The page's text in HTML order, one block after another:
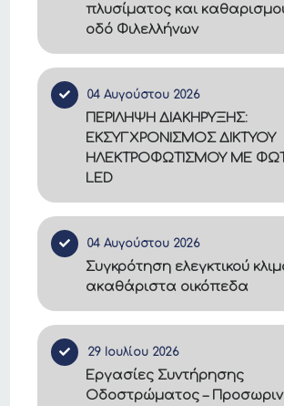
πλυσίματος και
οδό Φιλελλήνων
04 Αυγούστου 2026
ΠΕΡΙΛΗΨΗ ΔΙΑΚΗΡΥΞΗΣ:
ΕΚΣΥΓΧΡΟΝΙΣΜΟΣ ΔΙΚΤΥΟΥ
ΗΛΕΚΤΡΟΦΩΤΙΣΜΟΥ ΜΕ
LED
04 Αυγούστου 2026
Συγκρότηση ελεγκτικού
ακαθάριστα οικόπεδα
29 Ιουλίου 2026
Εργασίες Συντήρησης
Οδοστρώματος –